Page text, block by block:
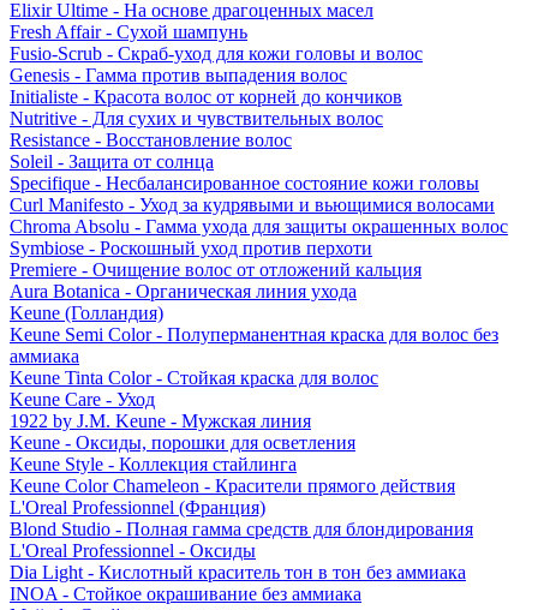
Elixir Ultime - На основе драгоценных масел
Fresh Affair - Сухой шампунь
Fusio-Scrub - Скраб-уход для кожи головы и волос
Genesis - Гамма против выпадения волос
Initialiste - Красота волос от корней до кончиков
Nutritive - Для сухих и чувствительных волос
Resistance - Восстановление волос
Soleil - Защита от солнца
Specifique - Несбалансированное состояние кожи головы
Curl Manifesto - Уход за кудрявыми и вьющимися волосами
Chroma Absolu - Гамма ухода для защиты окрашенных волос
Symbiose - Роскошный уход против перхоти
Premiere - Очищение волос от отложений кальция
Aura Botanica - Органическая линия ухода
Keune (Голландия)
Keune Semi Color - Полуперманентная краска для волос без
аммиака
Keune Tinta Color - Стойкая краска для волос
Keune Care - Уход
1922 by J.M. Keune - Мужская линия
Keune - Оксиды, порошки для осветления
Keune Style - Коллекция стайлинга
Keune Color Chameleon - Красители прямого действия
L'Oreal Professionnel (Франция)
Blond Studio - Полная гамма средств для блондирования
L'Oreal Professionnel - Оксиды
Dia Light - Кислотный краситель тон в тон без аммиака
INOA - Стойкое окрашивание без аммиака